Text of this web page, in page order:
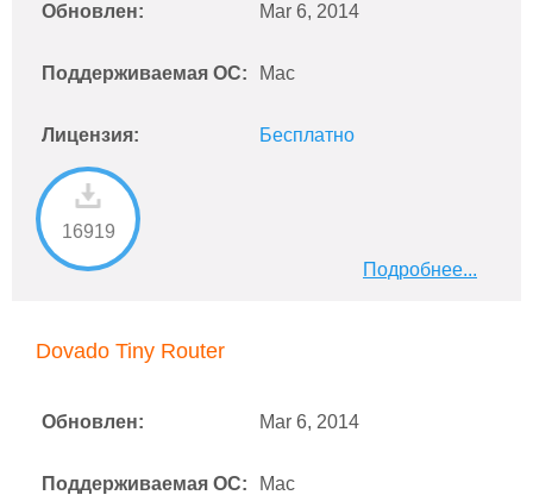
Обновлен: Mar 6, 2014
Поддерживаемая ОС: Mac
Лицензия: Бесплатно
16919
Подробнее...
Dovado Tiny Router
Обновлен: Mar 6, 2014
Поддерживаемая ОС: Mac